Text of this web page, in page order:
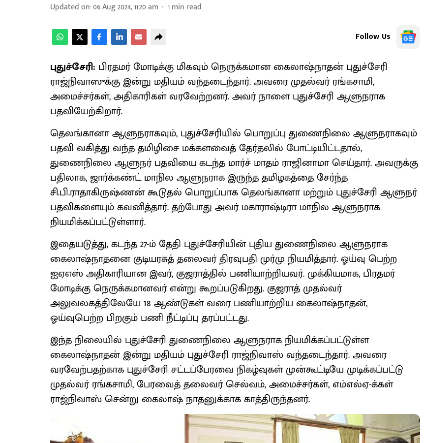
Updated on:06 Aug 2024, 11:20 am 1min read
Follow Us
புதுச்சேரி: பிரதமர் மோடிக்கு மிகவும் நெருக்கமான கைலாஷ்நாதன் புதுச்சேரி
ராஜ்நிவாஸுக்கு இன்று மதியம் வந்தடைந்தார். அவரை முதல்வர் ரங்கசாமி,
அமைச்சர்கள், அதிகாரிகள் வரவேற்றனர். அவர் நாளை புதுச்சேரி ஆளுநராக
பதவியேற்கிறார்.
தெலங்கானா ஆளுநராகவும், புதுச்சேரியில் பொறுப்பு துணைநிலை ஆளுநராகவும்
பதவி வகித்து வந்த தமிழிசை மக்களவைத் தேர்தலில் போட்டியிட்டதால்,
துணைநிலை ஆளுநர் பதவியை கடந்த மார்ச் மாதம் ராஜினாமா செய்தார். அவருக்கு
பதிலாக, ஜார்க்கண்ட் மாநில ஆளுநராக இருந்த தமிழகத்தை சேர்ந்த
சி.பி.ராதாகிருஷ்ணன் கூடுதல் பொறுப்பாக தெலங்கானா மற்றும் புதுச்சேரி ஆளுநர்
பதவிகளையும் கவனித்தார். தற்போது அவர் மகாராஷ்டிரா மாநில ஆளுநராக
நியமிக்கப்பட்டுள்ளார்.
இதையடுத்து, கடந்த 27-ம் தேதி புதுச்சேரியின் புதிய துணைநிலை ஆளுநராக
கைலாஷ்நாதனை குடியரசுத் தலைவர் திரவுபதி முர்மு நியமித்தார். ஓய்வு பெற்ற
ஐஏஎஸ் அதிகாரியான இவர், குஜராத்தில் பணியாற்றியவர். முக்கியமாக, பிரதமர்
மோடிக்கு நெருக்கமானவர் என்று கூறப்படுகிறது. குஜராத் முதல்வர்
அலுவலகத்திலேயே 18 ஆண்டுகள் வரை பணியாற்றிய கைலாஷ்நாதன்,
ஓய்வுபெற்ற பிறகும் பணி நீட்டிப்பு தரப்பட்டது.
இந்த நிலையில் புதுச்சேரி துணைநிலை ஆளுநராக நியமிக்கப்பட்டுள்ள
கைலாஷ்நாதன் இன்று மதியம் புதுச்சேரி ராஜ்நிவாஸ் வந்தடைந்தார். அவரை
வரவேற்பதற்காக புதுச்சேரி சட்டப்பேரவை நிகழ்வுகள் முன்கூட்டியே முடிக்கப்பட்டு
முதல்வர் ரங்கசாமி, பேரவைத் தலைவர் செல்வம், அமைச்சர்கள், எம்எல்ஏ-க்கள்
ராஜ்நிவாஸ் சென்று கைலாஷ் நாதனுக்காக காத்திருந்தனர்.